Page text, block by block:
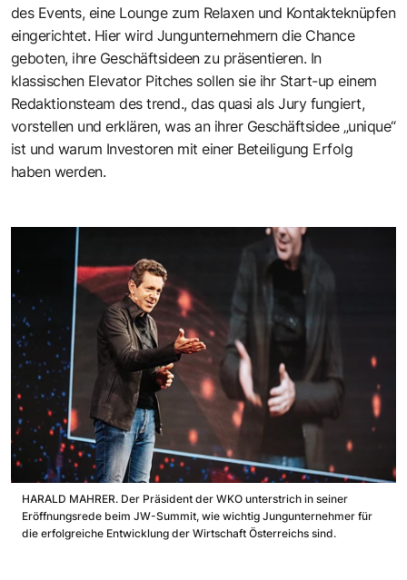
des Events, eine Lounge zum Relaxen und Kontakteknüpfen
eingerichtet. Hier wird Jungunternehmern die Chance
geboten, ihre Geschäftsideen zu präsentieren. In
klassischen Elevator Pitches sollen sie ihr Start-up einem
Redaktionsteam destrend., das quasi als Jury fungiert,
vorstellen und erklären, was an ihrer Geschäftsidee „unique“
ist und warum Investoren mit einer Beteiligung Erfolg
haben werden.
HARALD MAHRER. Der Präsident der WKO unterstrich in seiner
Eröffnungsrede beim JW-Summit, wie wichtig Jungunternehmer für
die erfolgreiche Entwicklung der Wirtschaft Österreichs sind.